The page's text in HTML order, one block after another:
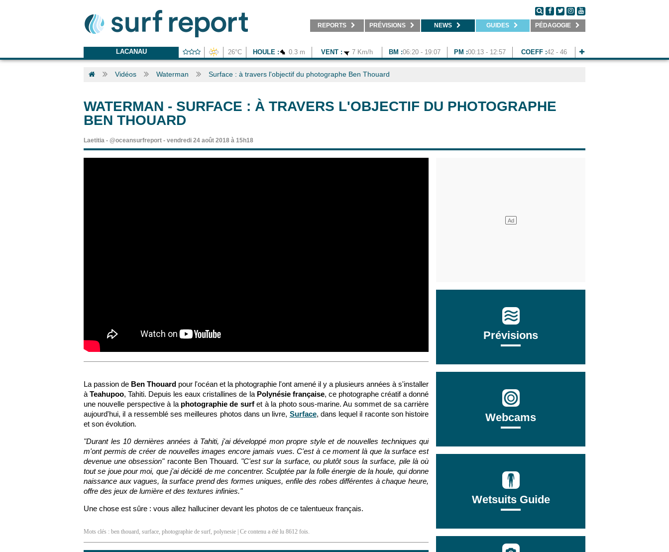
REPORTS PRÉVISIONS NEWS GUIDES PÉDAGOGIE
LACANAU 26°C HOULE : 0.3 m VENT : 7 Km/h BM :06:20 - 19:07 PM :00:13 - 12:57 COEFF :42 - 46
Vidéos Waterman Surface : à travers l'objectif du photographe Ben Thouard
WATERMAN - SURFACE : À TRAVERS L'OBJECTIF DU PHOTOGRAPHE
BEN THOUARD
Laetitia - @oceansurfreport - vendredi 24 août 2018 à 15h18
La passion de Ben Thouard pour l'océan et la photographie l'ont amené il y a plusieurs années à s'installer
àTeahupoo, Tahiti. Depuis les eaux cristallines de la Polynésie française, ce photographe créatif a donné
une nouvelle perspective à la photographie de surfet à la photo sous-marine. Au sommet de sa carrière
aujourd'hui, il a ressemblé ses meilleures photos dans un livre, Surface, dans lequel il raconte son histoire
et son évolution.
"Durant les 10 dernières années à Tahiti, j'ai développé mon propre style et de nouvelles techniques qui
m'ont permis de créer de nouvelles images encore jamais vues. C'est à ce moment là que la surface est
devenue une obsession" raconte Ben Thouard. "C'est sur la surface, ou plutôt sous la surface, pile là où
tout se joue pour moi, que j'ai décidé de me concentrer. Sculptée par la folle énergie de la houle, qui donne
naissance aux vagues, la surface prend des formes uniques, enfile des robes différentes à chaque heure,
offre des jeux de lumière et des textures infinies."
Une chose est sûre : vous allez halluciner devant les photos de ce talentueux français.
Mots clés : ben thouard, surface, photographie de surf, polynesie | Ce contenu a été lu 8612 fois.
Prévisions
Webcams
Wetsuits Guide